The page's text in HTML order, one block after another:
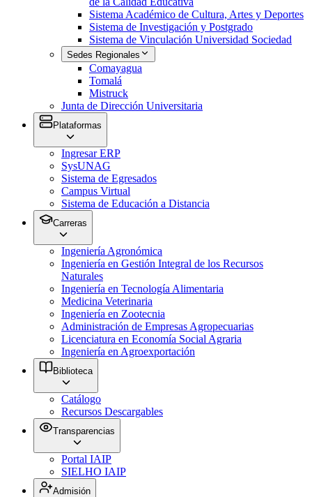
Sistema Académico de Cultura, Artes y Deportes
Sistema de Investigación y Postgrado
Sistema de Vinculación Universidad Sociedad
Sedes Regionales
Comayagua
Tomalá
Mistruck
Junta de Dirección Universitaria
Plataformas
Ingresar ERP
SysUNAG
Sistema de Egresados
Campus Virtual
Sistema de Educación a Distancia
Carreras
Ingeniería Agronómica
Ingeniería en Gestión Integral de los Recursos
Naturales
Ingeniería en Tecnología Alimentaria
Medicina Veterinaria
Ingeniería en Zootecnia
Administración de Empresas Agropecuarias
Licenciatura en Economía Social Agraria
Ingeniería en Agroexportación
Biblioteca
Catálogo
Recursos Descargables
Transparencias
Portal IAIP
SIELHO IAIP
Admisión